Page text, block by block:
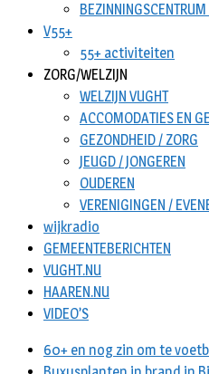
V55+
55+ activiteiten
ZORG/WELZIJN
WELZIJN VUGHT
ACCOMODATIES EN
GEZONDHEID / ZORG
JEUGD / JONGEREN
OUDEREN
VERENIGINGEN /
wijkradio
GEMEENTEBERICHTEN
VUGHT.NU
HAAREN.NU
VIDEO’S
60+ en nog zin om te